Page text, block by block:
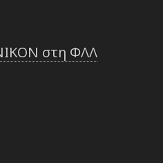
στη ΦΛΛ